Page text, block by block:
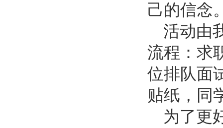
己的信念
活动由
流程：求
位排队面
贴纸，同
为了更